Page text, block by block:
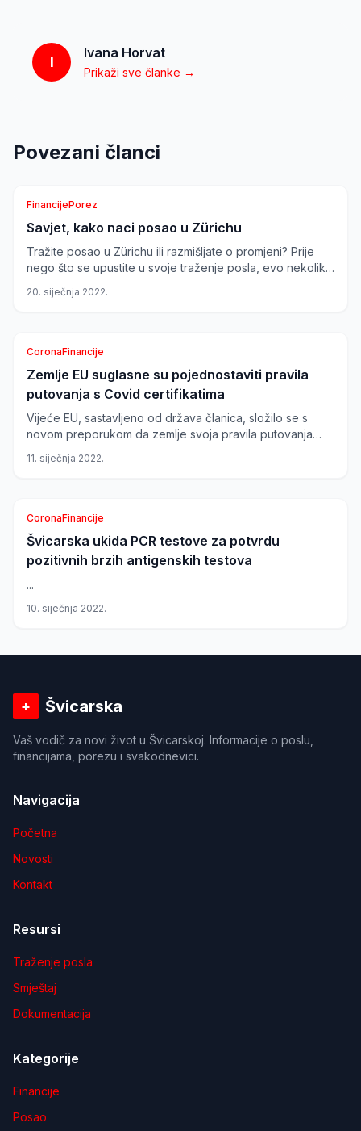
I
Ivana Horvat
Prikaži sve članke →
Povezani članci
FinancijePorez
Savjet, kako naci posao u Zürichu
Tražite posao u Zürichu ili razmišljate o promjeni? Prije
nego što se upustite u svoje traženje posla, evo nekoliko
20. siječnja 2022.
Švicarska
CoronaFinancije
Zemlje EU suglasne su pojednostaviti pravila
putovanja s Covid certifikatima
Vijeće EU, sastavljeno od država članica, složilo se s
novom preporukom da zemlje svoja pravila putovanja
11. siječnja 2022.
Švicarska
CoronaFinancije
Švicarska ukida PCR testove za potvrdu
pozitivnih brzih antigenskih testova
...
10. siječnja 2022.
+ Švicarska
Vaš vodič za novi život u Švicarskoj. Informacije o poslu,
financijama, porezu i svakodnevici.
Navigacija
Početna
Novosti
Kontakt
Resursi
Traženje posla
Smještaj
Dokumentacija
Kategorije
Financije
Posao